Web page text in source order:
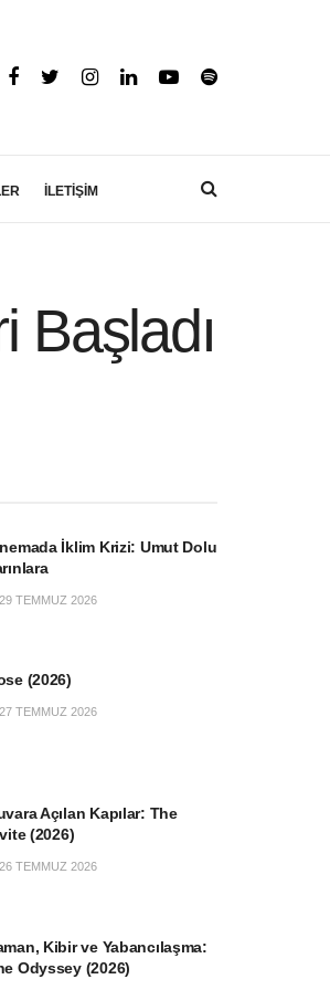
İLETİŞİM
Başladı
İklim Krizi: Umut Dolu
TEMMUZ 2026
(2026)
TEMMUZ 2026
Açılan Kapılar: The
(2026)
TEMMUZ 2026
Kibir ve Yabancılaşma:
Odyssey (2026)